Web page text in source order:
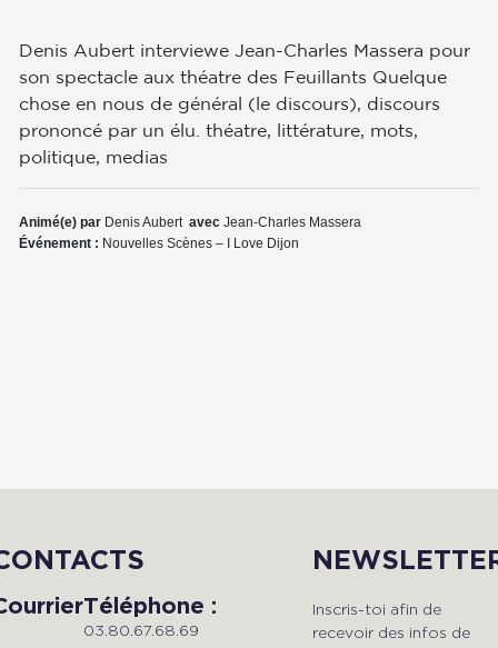
Denis Aubert interviewe Jean-Charles Massera pour
son spectacle aux théatre des Feuillants Quelque
chose en nous de général (le discours), discours
prononcé par un élu. théatre, littérature, mots,
politique, medias
Animé(e) par Denis Aubert avec Jean-Charles Massera
Événement : Nouvelles Scènes – I Love Dijon
Téléphone :
03.80.67.68.69
Inscris-toi afin de
recevoir des infos de